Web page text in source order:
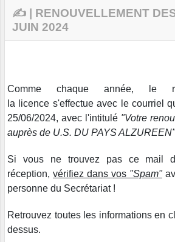
✍️ | RENOUVELLEMENT DES
JUIN 2024
Comme chaque année, le
la licence s'effectue avec le courriel
25/06/2024, avec l'intitulé "Votre
auprès de U.S. DU PAYS
Si vous ne trouvez pas ce mail
réception, vérifiez dans vos "Spam"
personne du Secrétariat !
Retrouvez toutes les informations en
dessus.